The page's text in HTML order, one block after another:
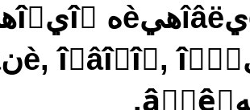
ٌمëàçà, âîٌٌٍàيîâëهيèه îٍيîّهيèé
ىهونَ ïàًٍي¸ًàىè, îٍâîًîٍ, îٌٍَنà يà